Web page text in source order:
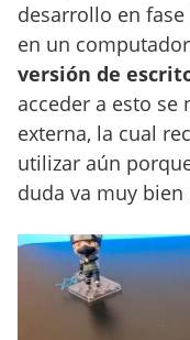
desarrollo en
en un
versión de
acceder a esto se
externa, la cual
utilizar aún
duda va muy